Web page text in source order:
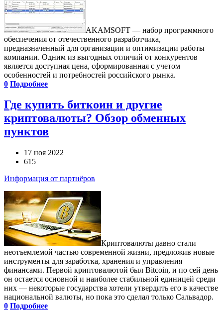
AKAMSOFT — набор программного
обеспечения от отечественного разработчика,
предназначенный для организации и оптимизации работы
компании. Одним из выгодных отличий от конкурентов
является доступная цена, сформированная с учетом
особенностей и потребностей российского рынка.
0 Подробнее
Где купить биткоин и другие
криптовалюты? Обзор обменных
пунктов
17 ноя 2022
615
Информация от партнёров
Криптовалюты давно стали
неотъемлемой частью современной жизни, предложив новые
инструменты для заработка, хранения и управления
финансами. Первой криптовалютой был Bitcoin, и по сей день
он остается основной и наиболее стабильной единицей среди
них — некоторые государства хотели утвердить его в качестве
национальной валюты, но пока это сделал только Сальвадор.
0 Подробнее